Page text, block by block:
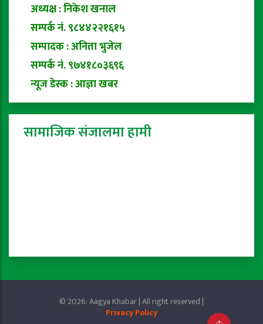
अध्यक्ष : निकेश खनाल
सम्पर्क नं. ९८४४२२१६१५
सम्पादक : अनिता भुजेल
सम्पर्क नं. ९७४१८०३६९६
न्यूज डेस्क : आज्ञा खबर
सामाजिक संजालमा हामी
© 2026: Aagya Khabar | All right reserved |
Privacy Policy